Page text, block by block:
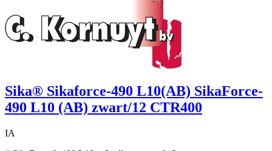
Sika® Sikaforce-490 L10(AB) SikaForce-
490 L10 (AB) zwart/12 CTR400
IA